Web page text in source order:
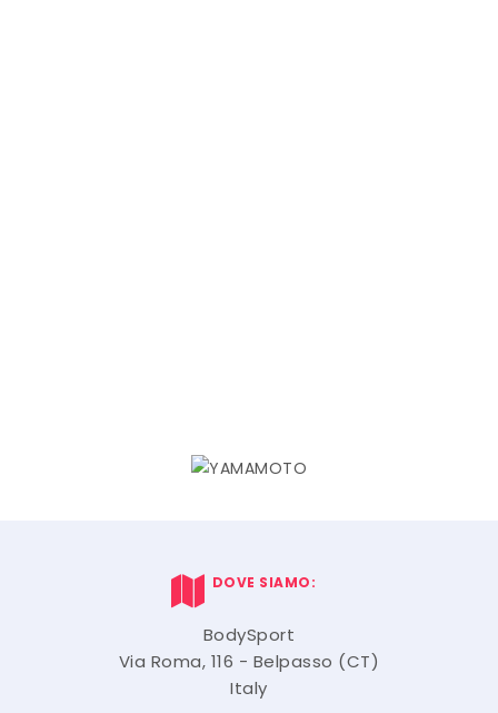
DOVE SIAMO:
BodySport
Via Roma, 116 - Belpasso (CT)
Italy